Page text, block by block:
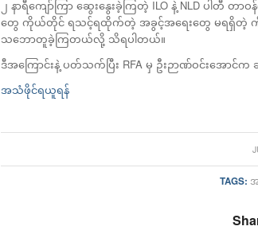
၂ နာရီကျော်ကြာ ဆွေးနွေးခဲ့ကြတဲ့ ILO နဲ့ NLD ပါတီ
တွေ ကိုယ်တိုင် ရသင့်ရထိုက်တဲ့ အခွင့်အရေးတွေ မရရှိတဲ့
သဘောတူခဲ့ကြတယ်လို့ သိရပါတယ်။
ဒီအကြောင်းနဲ့ ပတ်သက်ပြီး RFA မှ ဦးဉာဏ်ဝင်းအောင်
အသံဖိုင်ရယူရန်
TAGS: